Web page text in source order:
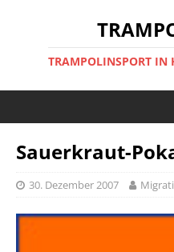
TRAMPOLINSPORT IN
Sauerkraut-
30. Dezember 2007